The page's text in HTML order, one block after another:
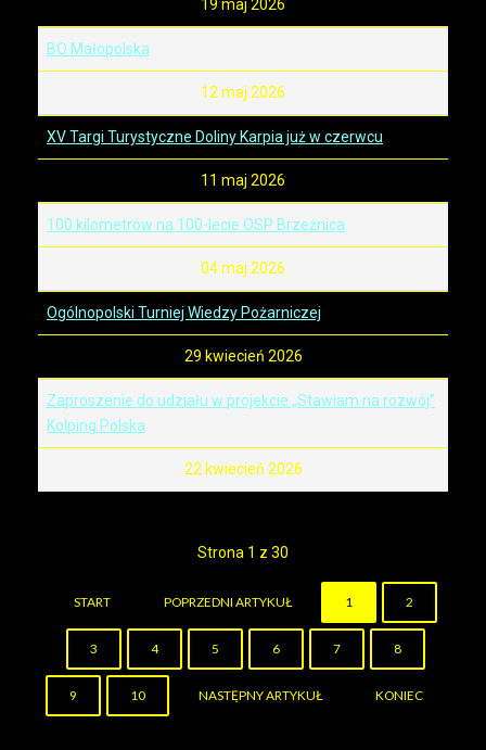
19 maj 2026
BO Małopolska
12 maj 2026
XV Targi Turystyczne Doliny Karpia już w czerwcu
11 maj 2026
100 kilometrów na 100-lecie OSP Brzeźnica
04 maj 2026
Ogólnopolski Turniej Wiedzy Pożarniczej
29 kwiecień 2026
Zaproszenie do udziału w projekcie „Stawiam na rozwój”
Kolping Polska
22 kwiecień 2026
Strona 1 z 30
START POPRZEDNI ARTYKUŁ 1 2
3 4 5 6 7 8
9 10 NASTĘPNY ARTYKUŁ KONIEC